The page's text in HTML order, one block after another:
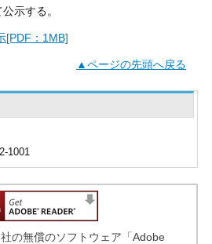
示する。
[PDF：1MB]
▲ページの先頭へ戻る
1001
の無償のソフトウェア「Adobe